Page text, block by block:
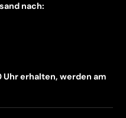
nach:
erhalten, werden am